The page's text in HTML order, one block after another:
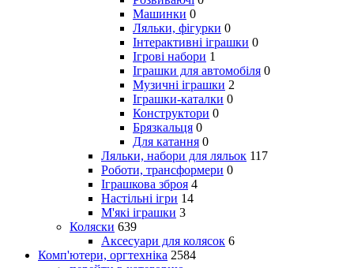
Машинки 0
Ляльки, фігурки 0
Інтерактивні іграшки 0
Ігрові набори 1
Іграшки для автомобіля 0
Музичні іграшки 2
Іграшки-каталки 0
Конструктори 0
Брязкальця 0
Для катання 0
Ляльки, набори для ляльок 117
Роботи, трансформери 0
Іграшкова зброя 4
Настільні ігри 14
М'які іграшки 3
Коляски 639
Аксесуари для колясок 6
Комп'ютери, оргтехніка 2584